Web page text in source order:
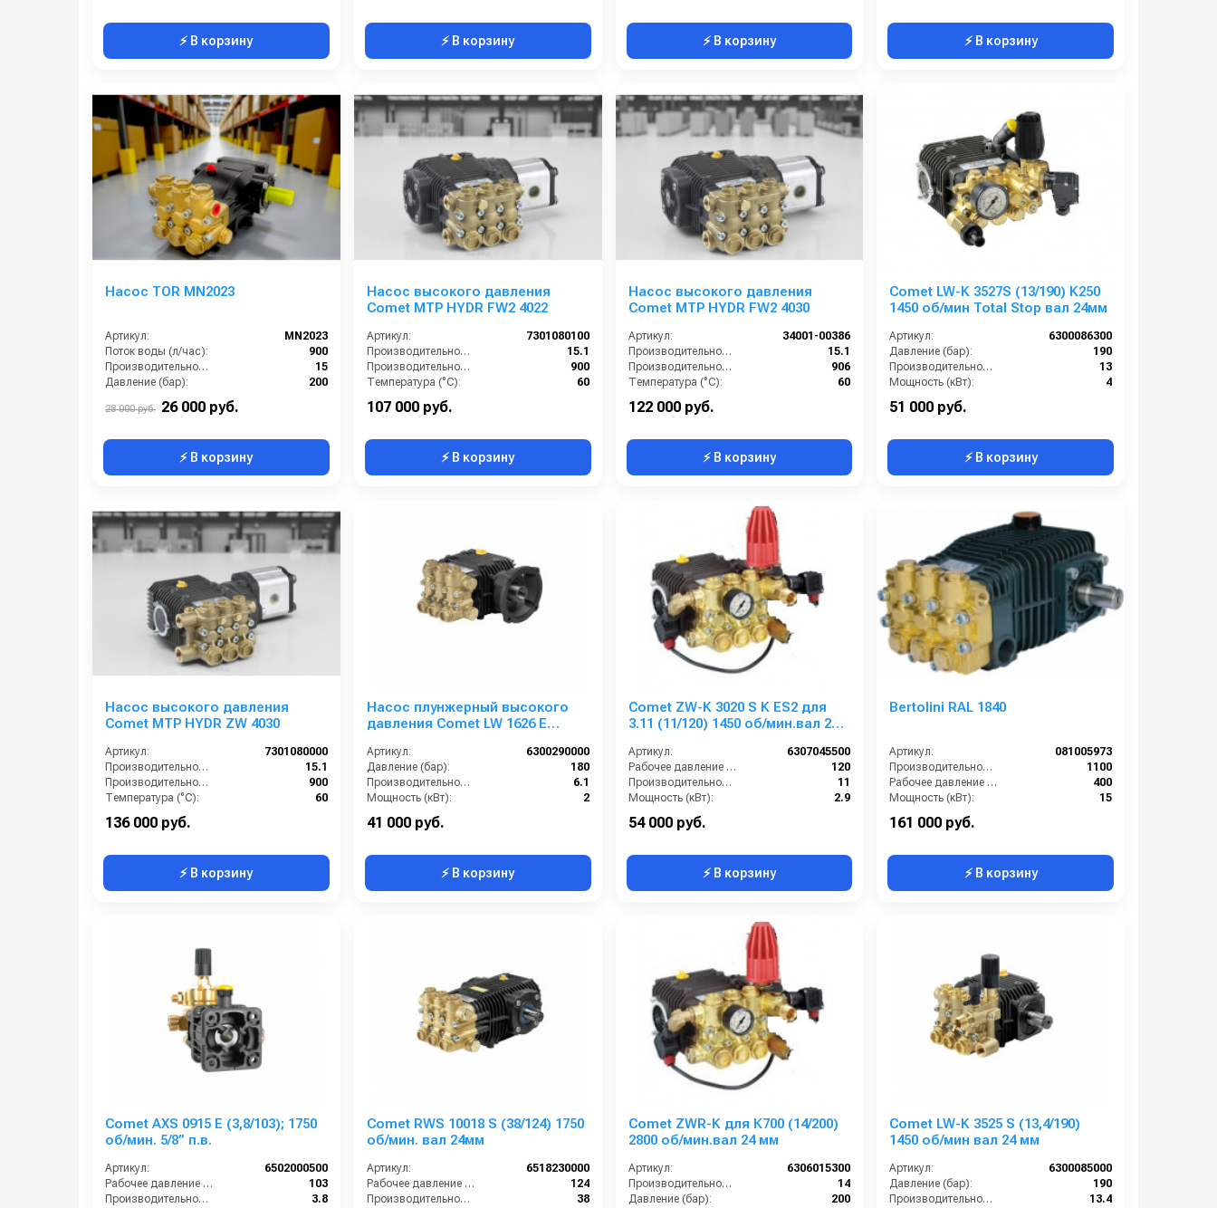
⚡ В корзину ⚡ В корзину ⚡ В корзину ⚡ В корзину
Насос TOR MN2023
Артикул:
MN2023
Поток воды (л/час):
900
Производительность (л/мин):
15
Давление (бар):
200
28 000 руб. 26 000 руб.
⚡ В корзину
Насос высокого давления
Comet MTP HYDR FW2 4022
Артикул:
7301080100
Производительность (л/мин):
15.1
Производительность (л/ч):
900
Температура (°C):
60
107 000 руб.
⚡ В корзину
Насос высокого давления
Comet MTP HYDR FW2 4030
Артикул:
34001-00386
Производительность (л/мин):
15.1
Производительность (л/ч):
906
Температура (°C):
60
122 000 руб.
⚡ В корзину
Comet LW-K 3527S (13/190) K250
1450 об/мин Total Stop вал 24мм
Артикул:
6300086300
Давление (бар):
190
Производительность (л/мин):
13
Мощность (кВт):
4
51 000 руб.
⚡ В корзину
Насос высокого давления
Comet MTP HYDR ZW 4030
Артикул:
7301080000
Производительность (л/мин):
15.1
Производительность (л/ч):
900
Температура (°C):
60
Давление (бар):
136 000 руб.
⚡ В корзину
Насос плунжерный высокого
давления Comet LW 1626 E
мм п.в.
Артикул:
6300290000
Давление (бар):
180
Производительность (л/мин):
6.1
Мощность (кВт):
2
41 000 руб.
⚡ В корзину
Comet ZW-K 3020 S K ES2 для
3.11 (11/120) 1450 об/мин.вал 24
Артикул:
6307045500
Рабочее давление (бар):
120
Производительность (л/мин):
11
Мощность (кВт):
2.9
54 000 руб.
⚡ В корзину
Bertolini RAL 1840
Артикул:
081005973
Производительность (л/ч):
1100
Рабочее давление (бар):
400
Мощность (кВт):
15
161 000 руб.
⚡ В корзину
Comet AXS 0915 E (3,8/103); 1750
об/мин. 5/8” п.в.
Артикул:
6502000500
Рабочее давление (бар):
103
Производительность (л/мин):
3.8
Comet RWS 10018 S (38/124) 1750
об/мин. вал 24мм
Артикул:
6518230000
Рабочее давление (бар):
124
Производительность (л/мин):
38
Comet ZWR-K для К700 (14/200)
2800 об/мин.вал 24 мм
Артикул:
6306015300
Производительность (л/мин):
14
Давление (бар):
200
Comet LW-K 3525 S (13,4/190)
1450 об/мин вал 24 мм
Артикул:
6300085000
Давление (бар):
190
Производительность (л/мин):
13.4